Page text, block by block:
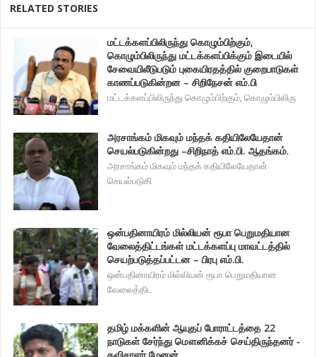
RELATED STORIES
மட்டக்களப்பிலிருந்து கொழும்பிற்கும்,
கொழும்பிலிருந்து மட்டக்களப்பிக்கும் இடையில்
சேவையிலீடுபடும் புகையிரதத்தில் குறைபாடுகள்
காணப்படுகின்றன – சிறிநேசன் எம்.பி
மட்டக்களப்பிலிருந்து கொழும்பிற்கும், கொழும்பிலிரு
அரசாங்கம் மிகவும் மந்தக் கதியிலேயேதான்
செயல்படுகின்றது –சிறிநாத் எம்.பி. ஆதங்கம்.
அரசாங்கம் மிகவும் மந்தக் கதியிலேயேதான்
செயல்படுகி
ஒன்பதினாயிரம் மில்லியன் ரூபா பெறுமதியான
வேலைத்திட்டங்கள் மட்டக்களப்பு மாவட்டத்தில்
செயற்படுத்தப்பட்டன – பிரபு எம்.பி.
ஒன்பதினாயிரம் மில்லியன் ரூபா பெறுமதியான
வேலைத்திட
தமிழ் மக்களின் ஆயுதப் போராட்டத்தை 22
நாடுகள் சேர்ந்து மௌனிக்கச் செய்திருந்தனர் -